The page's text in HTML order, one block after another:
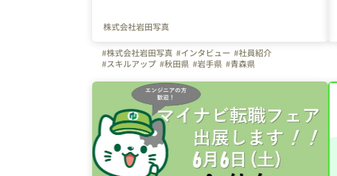
株式会社岩田写真
#株式会社岩田写真 #インタビュー #社員紹介
#スキルアップ #秋田県 #岩手県 #青森県